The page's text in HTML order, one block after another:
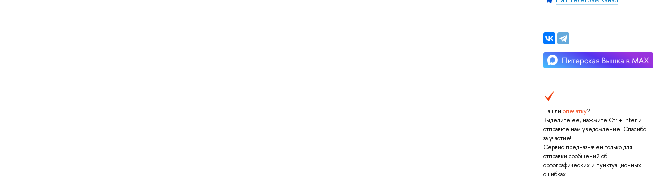
Нашли опечатку?
Выделите её, нажмите Ctrl+Enter и
отправьте нам уведомление. Спасибо
за участие!
Сервис предназначен только для
отправки сообщений об
орфографических и пунктуационных
ошибках.